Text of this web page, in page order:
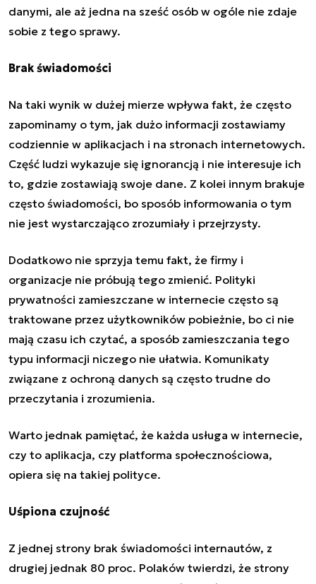
danymi, ale aż jedna na sześć osób w ogóle nie zdaje
sobie z tego sprawy.
Brak świadomości
Na taki wynik w dużej mierze wpływa fakt, że często
zapominamy o tym, jak dużo informacji zostawiamy
codziennie w aplikacjach i na stronach internetowych.
Część ludzi wykazuje się ignorancją i nie interesuje ich
to, gdzie zostawiają swoje dane. Z kolei innym brakuje
często świadomości, bo sposób informowania o tym
nie jest wystarczająco zrozumiały i przejrzysty.
Dodatkowo nie sprzyja temu fakt, że firmy i
organizacje nie próbują tego zmienić. Polityki
prywatności zamieszczane w internecie często są
traktowane przez użytkowników pobieżnie, bo ci nie
mają czasu ich czytać, a sposób zamieszczania tego
typu informacji niczego nie ułatwia. Komunikaty
związane z ochroną danych są często trudne do
przeczytania i zrozumienia.
Warto jednak pamiętać, że każda usługa w internecie,
czy to aplikacja, czy platforma społecznościowa,
opiera się na takiej polityce.
Uśpiona czujność
Z jednej strony brak świadomości internautów, z
drugiej jednak 80 proc. Polaków twierdzi, że strony